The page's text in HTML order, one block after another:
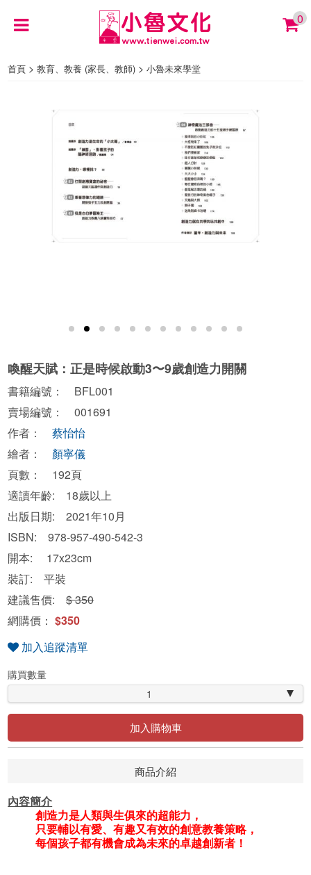
0
首頁 >教育、教養 (家長、教師) >小魯未來學堂
喚醒天賦：正是時候啟動3〜9歲創造力開關
書籍編號： BFL001
賣場編號： 001691
作者：蔡怡怡
繪者： 顏寧儀
頁數： 192頁
適讀年齡: 18歲以上
出版日期: 2021年10月
ISBN: 978-957-490-542-3
開本: 17x23cm
裝訂: 平裝
建議售價:$ 350
網購價：$350
加入追蹤清單
購買數量
1
加入購物車
商品介紹
內容簡介
創造力是人類與生俱來的超能力，
只要輔以有愛、有趣又有效的創意教養策略，
每個孩子都有機會成為未來的卓越創新者！